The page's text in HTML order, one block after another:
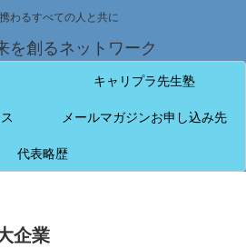
わるすべての人と共に
を創るネットワーク
キャリプラ先生塾
メールマガジンお申し込み先
代表略歴
企業